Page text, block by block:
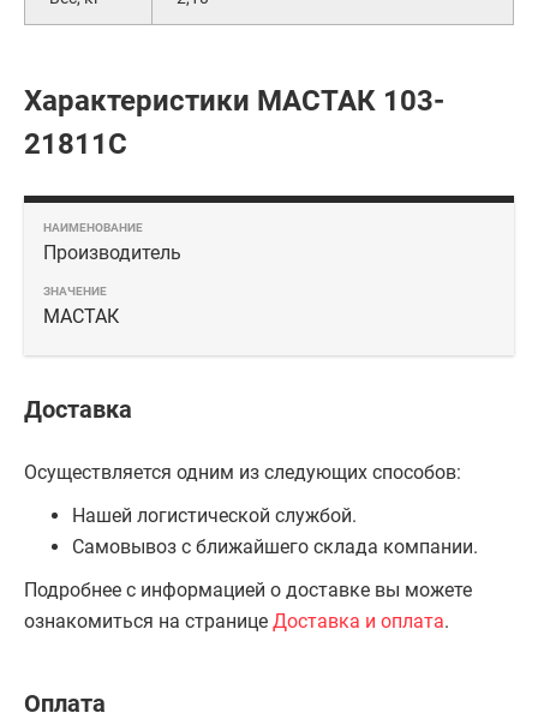
Характеристики МАСТАК 103-
21811C
Производитель
МАСТАК
Доставка
Осуществляется одним из следующих способов:
Нашей логистической службой.
Самовывоз с ближайшего склада компании.
Подробнее с информацией о доставке вы можете
ознакомиться на странице Доставка и оплата.
Оплата